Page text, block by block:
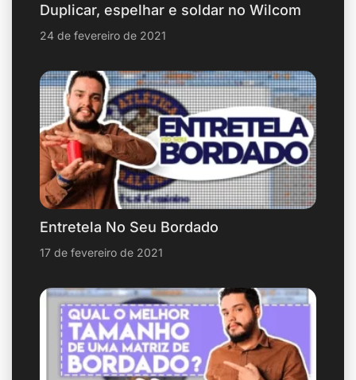
Duplicar, espelhar e soldar no Wilcom
24 de fevereiro de 2021
Entretela No Seu Bordado
17 de fevereiro de 2021